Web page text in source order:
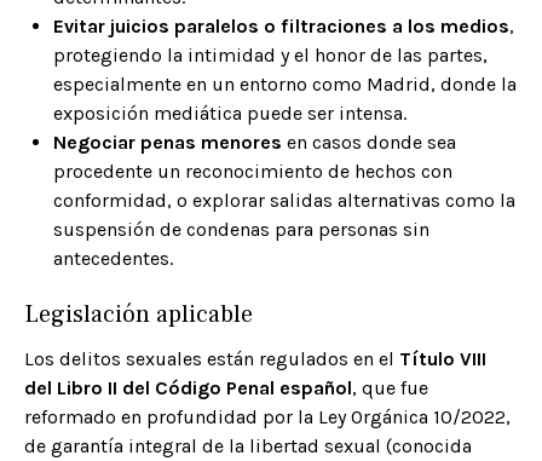
Evitar juicios paralelos o filtraciones a los medios,
protegiendo la intimidad y el honor de las partes,
especialmente en un entorno como Madrid, donde la
exposición mediática puede ser intensa.
Negociar penas menores en casos donde sea
procedente un reconocimiento de hechos con
conformidad, o explorar salidas alternativas como la
suspensión de condenas para personas sin
antecedentes.
Legislación aplicable
Los delitos sexuales están regulados en el Título VIII
del Libro II del Código Penal español, que fue
reformado en profundidad por la Ley Orgánica 10/2022,
de garantía integral de la libertad sexual (conocida